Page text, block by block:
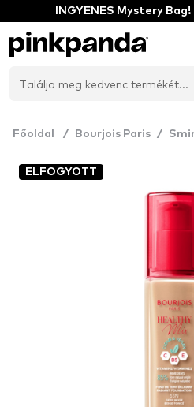
INGYENES Mystery
Főoldal / Bourjois Paris /
ELFOGYOTT